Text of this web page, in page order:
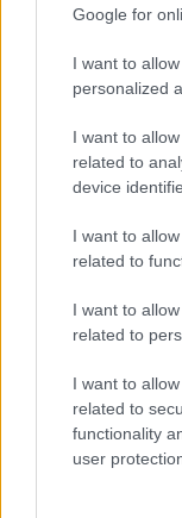
Google for
I want to
personalized
I want to
related to
device
I want to
related to
I want to
related to
I want to
related to
functionality
user
BEST OF